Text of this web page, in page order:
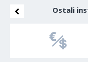
Ostali